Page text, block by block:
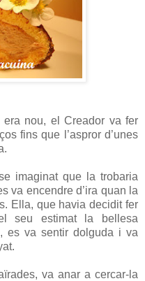
nou, el Creador va fer
fins que l’aspror d’unes
imaginat que la trobaria
va encendre d’ira quan la
Ella, que havia decidit fer
seu estimat la bellesa
es va sentir dolguda i va
va anar a cercar-la